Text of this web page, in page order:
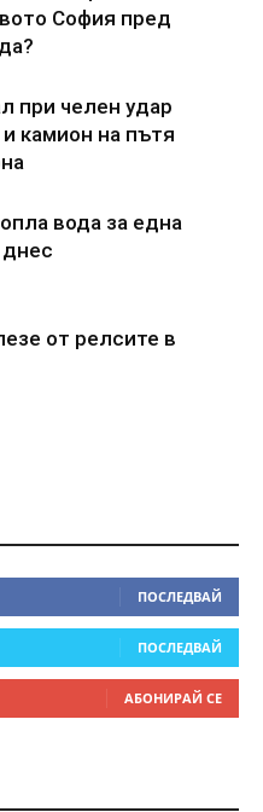
София пред
при челен удар
камион на пътя
вода за една
от релсите в
ПОСЛЕДВАЙ
ПОСЛЕДВАЙ
АБОНИРАЙ СЕ